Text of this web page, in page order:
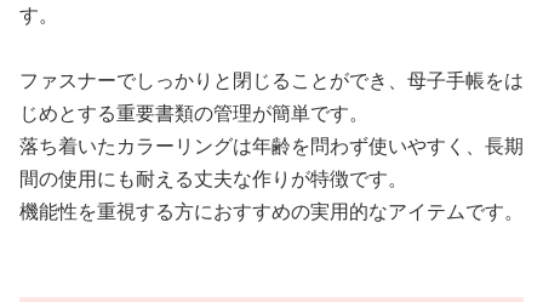
す。
ファスナーでしっかりと閉じることができ、母子手帳をは
じめとする重要書類の管理が簡単です。
落ち着いたカラーリングは年齢を問わず使いやすく、長期
間の使用にも耐える丈夫な作りが特徴です。
機能性を重視する方におすすめの実用的なアイテムです。